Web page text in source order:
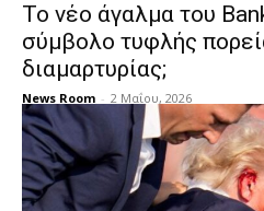
Το νέο άγαλμα του
σύμβολο τυφλής
διαμαρτυρίας;
News Room - 2 Μαΐου, 2026